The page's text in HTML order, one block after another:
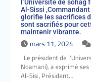
l’Université de
Al-Sissi
glorifie les sacrifices
sont sacrifiés pour
maintenir vibrante.
mars 11, 2024
Le président de
Noamani), a exprimé
Al-Sisi, Président…